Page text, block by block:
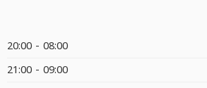
08:00 - 20:00
09:00 - 21:00